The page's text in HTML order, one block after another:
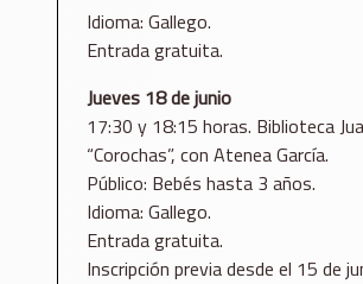
Idioma: Gallego.
Entrada gratuita.
Jueves 18 de junio
17:30 y 18:15 horas. Biblioteca
“Corochas”, con Atenea García.
Público: Bebés hasta 3 años.
Idioma: Gallego.
Entrada gratuita.
Inscripción previa desde el 15 de